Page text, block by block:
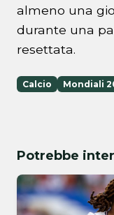
almeno una
durante una
resettata.
Calcio Mondiali
Potrebbe